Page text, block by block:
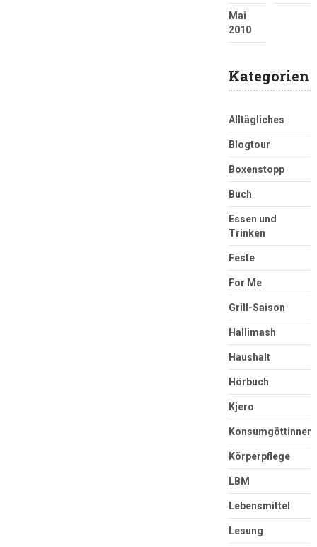
Mai
2010
Kategorien
Alltägliches
Blogtour
Boxenstopp
Buch
Essen und
Trinken
Feste
For Me
Grill-Saison
Hallimash
Haushalt
Hörbuch
Kjero
Konsumgöttinnen
Körperpflege
LBM
Lebensmittel
Lesung